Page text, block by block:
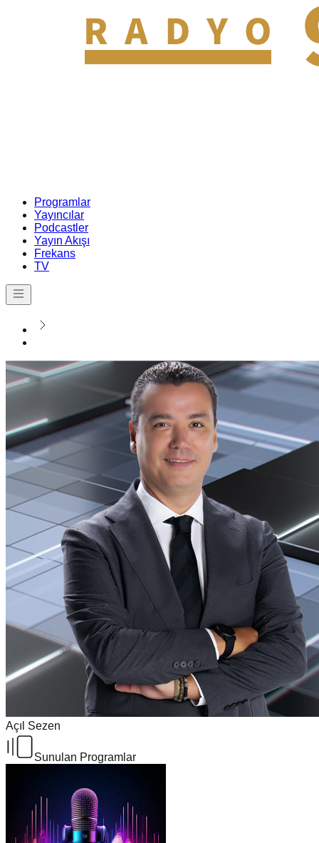
Programlar
Yayıncılar
Podcastler
Yayın Akışı
Frekans
TV
Açıl Sezen
Sunulan Programlar